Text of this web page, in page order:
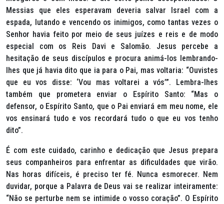
Messias que eles esperavam deveria salvar Israel com a
espada, lutando e vencendo os inimigos, como tantas vezes o
Senhor havia feito por meio de seus juízes e reis e de modo
especial com os Reis Davi e Salomão. Jesus percebe a
hesitação de seus discípulos e procura animá-los lembrando-
lhes que já havia dito que ia para o Pai, mas voltaria: “Ouvistes
que eu vos disse: ‘Vou mas voltarei a vós’”. Lembra-lhes
também que prometera enviar o Espírito Santo: “Mas o
defensor, o Espírito Santo, que o Pai enviará em meu nome, ele
vos ensinará tudo e vos recordará tudo o que eu vos tenho
dito”.
É com este cuidado, carinho e dedicação que Jesus prepara
seus companheiros para enfrentar as dificuldades que virão.
Nas horas difíceis, é preciso ter fé. Nunca esmorecer. Nem
duvidar, porque a Palavra de Deus vai se realizar inteiramente:
“Não se perturbe nem se intimide o vosso coração”. O Espírito